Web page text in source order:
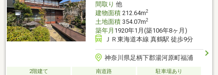
間取り 他
建物面積212.64m2
土地面積354.07m2
築年月 1920年1月(築106年8ヶ月)
ＪＲ東海道本線 真鶴駅 徒歩9分
神奈川県足柄下郡湯河原町福浦
2階建て 南道路
駐車場あり